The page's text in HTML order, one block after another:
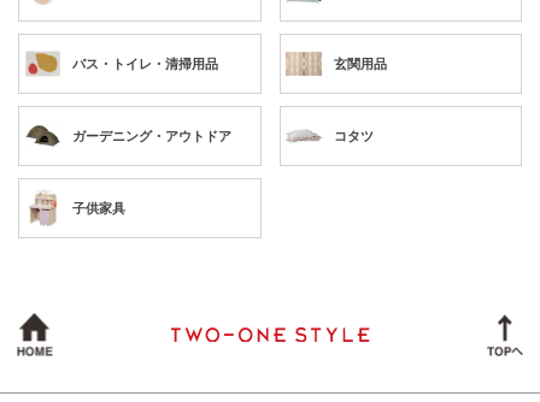
バス・トイレ・清掃用品 玄関用品
ガーデニング・アウトドア コタツ
子供家具